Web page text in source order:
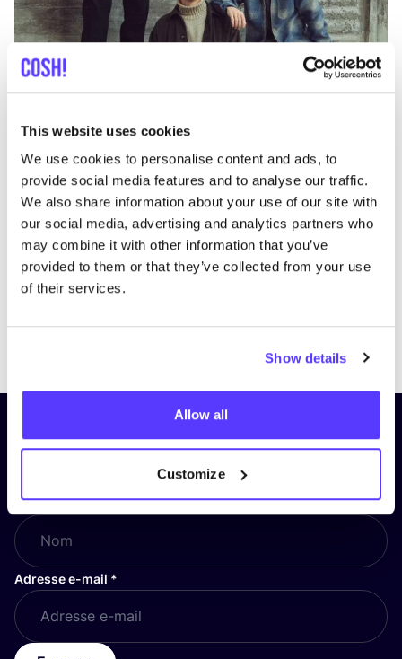
This website uses cookies
We use cookies to personalise content and ads, to
provide social media features and to analyse our traffic.
We also share information about your use of our site with
our social media, advertising and analytics partners who
may combine it with other information that you’ve
provided to them or that they’ve collected from your use
of their services.
Show details
Allow all
Customize
Inscrivez-vous à notre lettre
d’information et restez informé !
Nom*
Adresse e-mail *